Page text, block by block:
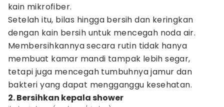
kain mikrofiber.
Setelah itu, bilas hingga bersih dan keringkan
dengan kain bersih untuk mencegah noda air.
Membersihkannya secara rutin tidak hanya
membuat kamar mandi tampak lebih segar,
tetapi juga mencegah tumbuhnya jamur dan
bakteri yang dapat mengganggu kesehatan.
2. Bersihkan kepala shower